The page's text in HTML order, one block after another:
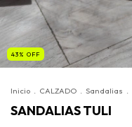
43% OFF
Inicio . CALZADO . Sandalias .
SANDALIAS TULI